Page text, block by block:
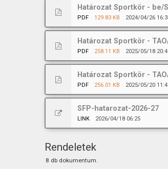
Határozat Sportkör - be/
PDF 129.83 KB 2024/04/26
Határozat Sportkör -
PDF 258.11 KB 2025/05/18
Határozat Sportkör -
PDF 256.01 KB 2025/05/20
SFP-hatarozat-2026-27
LINK 2026/04/18 06:25
Rendeletek
8 db dokumentum.